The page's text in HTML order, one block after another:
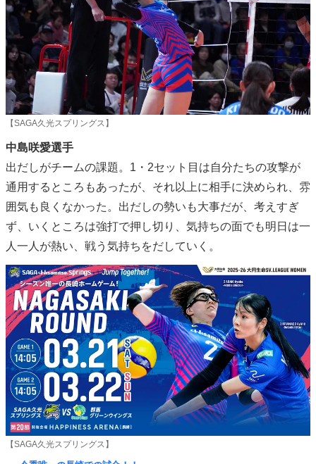
【SAGA久光スプリングス】
中島咲愛選手
出だしがチームの課題。1・2セット目は自分たちの攻撃が
通用するところもあったが、それ以上に相手に決められ、雰
囲気も良くなかった。出だしの勢いも大事だが、考えすぎ
ず、いくところは強打で押し切り、気持ちの面でも明日は一
人一人が熱い、戦う気持ちをだしていく。
【SAGA久光スプリングス】